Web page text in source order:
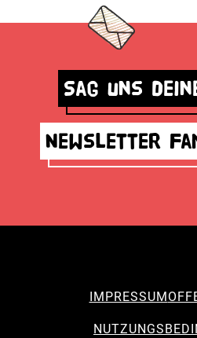
Sag uns
Newsletter
IMPRESSUM